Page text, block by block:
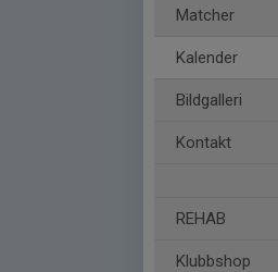
Matcher
Kalender
Bildgalleri
Kontakt
REHAB
Klubbshop